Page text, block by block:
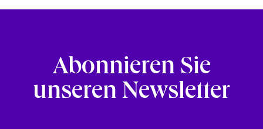
Abonnieren Sie
unseren Newsletter